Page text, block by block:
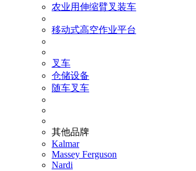
农业用伸缩臂叉装车
移动式高空作业平台
叉车
仓储设备
随车叉车
其他品牌
Kalmar
Massey Ferguson
Nardi